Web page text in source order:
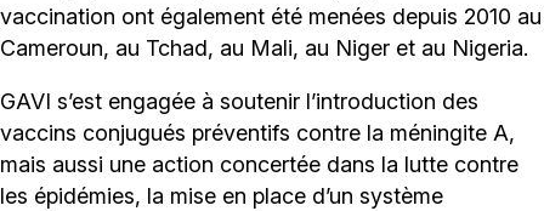
vaccination ont également été menées depuis 2010 au
Cameroun, au Tchad, au Mali, au Niger et au Nigeria.
GAVI s’est engagée à soutenir l’introduction des
vaccins conjugués préventifs contre la méningite A,
mais aussi une action concertée dans la lutte contre
les épidémies, la mise en place d’un système